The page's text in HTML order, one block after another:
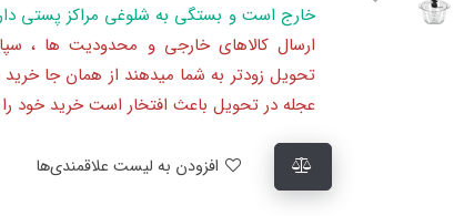
خارج است و بستگی به شلوغی مراکز پستی
ارسال کالاهای خارجی و محدودیت ها ،
تحویل زودتر به شما میدهند از همان جا
عجله در تحویل باعث افتخار است خرید خود را